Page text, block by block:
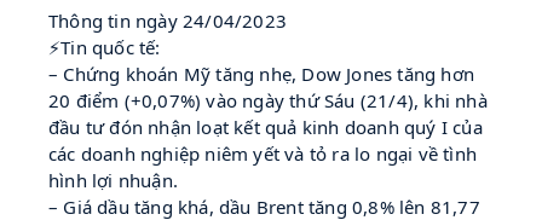
Thông tin ngày 24/04/2023
⚡Tin quốc tế:
– Chứng khoán Mỹ tăng nhẹ, Dow Jones tăng hơn
20 điểm (+0,07%) vào ngày thứ Sáu (21/4), khi nhà
đầu tư đón nhận loạt kết quả kinh doanh quý I của
các doanh nghiệp niêm yết và tỏ ra lo ngại về tình
hình lợi nhuận.
– Giá dầu tăng khá, dầu Brent tăng 0,8% lên 81,77